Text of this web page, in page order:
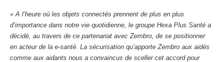
« A l’heure où les objets connectés prennent de plus en plus
d’importance dans notre vie quotidienne, le groupe Hexa Plus Santé a
décidé, au travers de ce partenariat avec Zembro, de se positionner
en acteur de la e-santé. La sécurisation qu’apporte Zembro aux aidés
comme aux aidants nous a convaincus de sceller cet accord pour